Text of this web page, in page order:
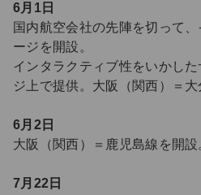
6月1日
国内航空会社の先陣を切って
ージを開設。
インタラクティブ性をいかし
ジ上で提供。大阪（関西）＝大
6月2日
大阪（関西）＝鹿児島線を開設
7月22日